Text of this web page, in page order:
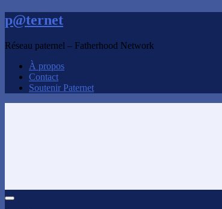
p@ternet
Réseau paternel – Fatherhood Network
À propos
Contact
Soutenir Paternet